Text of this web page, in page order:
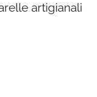
artigianali